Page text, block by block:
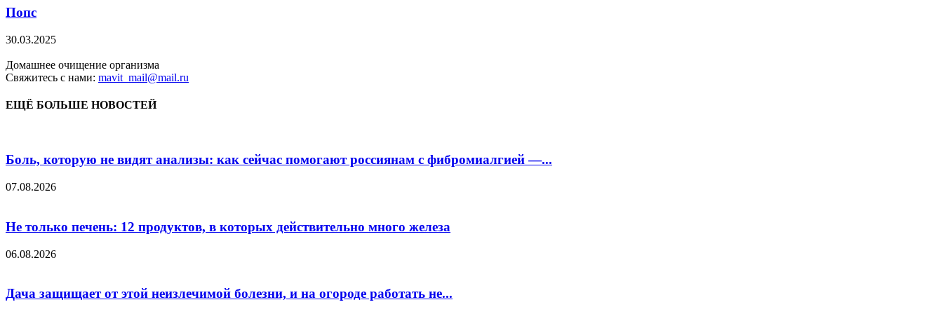
Попс
30.03.2025
Домашнее очищение организма
Свяжитесь с нами: mavit_mail@mail.ru
ЕЩЁ БОЛЬШЕ НОВОСТЕЙ
Боль, которую не видят анализы: как сейчас помогают россиянам с фибромиалгией —...
07.08.2026
Не только печень: 12 продуктов, в которых действительно много железа
06.08.2026
Дача защищает от этой неизлечимой болезни, и на огороде работать не...